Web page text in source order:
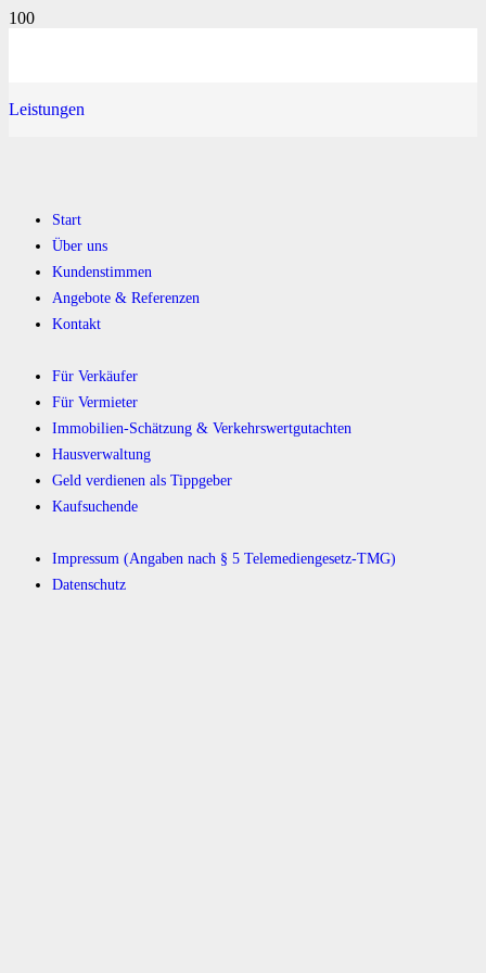
Leistungen
Start
Über uns
Kundenstimmen
Angebote & Referenzen
Kontakt
Für Verkäufer
Für Vermieter
Immobilien-Schätzung & Verkehrswertgutachten
Hausverwaltung
Geld verdienen als Tippgeber
Kaufsuchende
Impressum (Angaben nach § 5 Telemediengesetz-TMG)
Datenschutz